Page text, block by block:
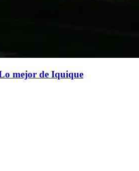
mejor de Iquique